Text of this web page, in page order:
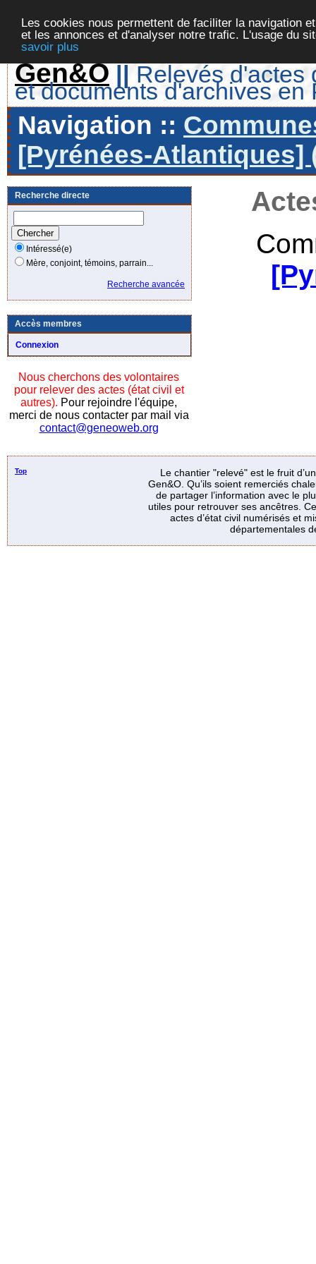
Les cookies nous permettent de faciliter la navigation
et les annonces et d'analyser notre trafic. L'usage du
savoir plus
Gen&O || Relevés d'actes
et documents d'archives en
Navigation ::
[Pyrénées-Atlantiques]
Recherche directe
Intéressé(e)
Mère, conjoint, témoins, parrain...
Recherche avancée
Accès membres
Connexion
Nous cherchons des volontaires
pour relever des actes (état civil et
autres). Pour rejoindre l'équipe,
merci de nous contacter par mail via
contact@geneoweb.org
Top
Le chantier "relevé" est le fruit
Gen&O. Qu’ils soient remerciés
de partager l’information avec le
utiles pour retrouver ses ancêtres.
actes d’état civil numérisés et
départementales